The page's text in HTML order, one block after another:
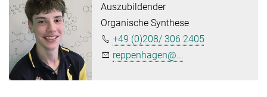
Auszubildender
Organische Synthese
+49 (0)208/ 306 2405
reppenhagen@...